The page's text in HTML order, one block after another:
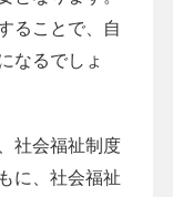
ることで、自
なるでしょ
社会福祉制度
に、社会福祉